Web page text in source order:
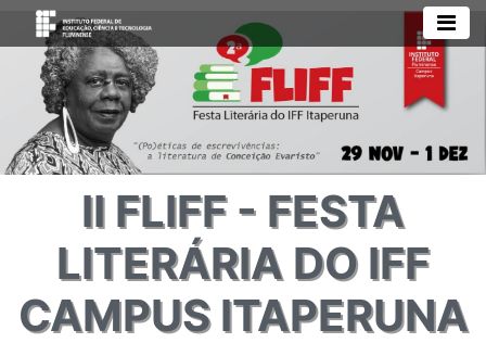
II FLIFF - FESTA
LITERÁRIA DO IFF
CAMPUS ITAPERUNA